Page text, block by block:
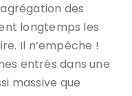
des
longtemps les
Il n’empêche !
entrés dans une
massive que